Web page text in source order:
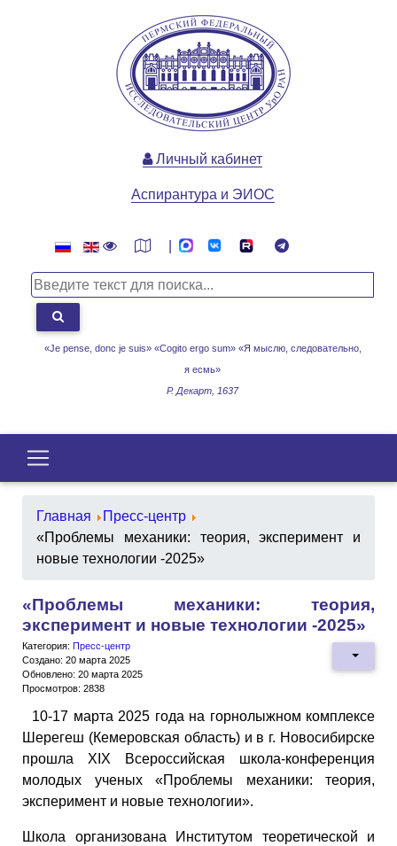
«Je pense, donc je suis» «Cogito ergo sum» «Я мыслю, следовательно,
я есмь»
Р. Декарт, 1637
Личный кабинет
Аспирантура и ЭИОС
Главная
Пресс-центр
«Проблемы механики: теория, эксперимент и
новые технологии -2025»
«Проблемы механики: теория,
эксперимент и новые технологии -2025»
Категория: Пресс-центр
Создано: 20 марта 2025
Обновлено: 20 марта 2025
Просмотров: 2838
10-17 марта 2025 года на горнолыжном комплексе
Шерегеш (Кемеровская область) и в г. Новосибирске
прошла XIX Всероссийская школа-конференция
молодых ученых «Проблемы механики: теория,
эксперимент и новые технологии».
Школа организована Институтом теоретической и